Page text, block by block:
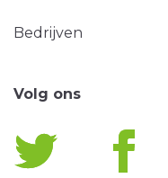
Bedrijven
Volg ons